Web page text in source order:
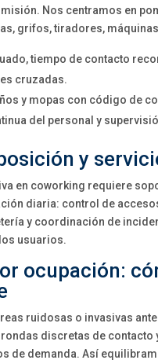
Nos centramos en
grifos, tiradores,
tiempo de contacto
cruzadas.
y mopas con código de
del personal y
y
en coworking requiere
diaria: control de
y coordinación de
usuarios.
ocupación:
ruidosas o invasivas
discretas de
de demanda. Así